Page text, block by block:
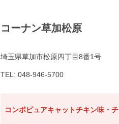
コーナン草加松原
埼玉県草加市松原四丁目8番1号
TEL: 048-946-5700
コンボピュアキャットチキン味・